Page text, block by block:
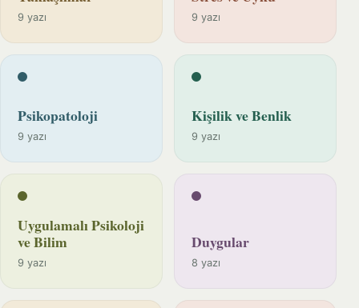
9 yazı 9 yazı
Psikopatoloji
9 yazı
Kişilik ve Benlik
9 yazı
Uygulamalı Psikoloji
ve Bilim
9 yazı
Duygular
8 yazı